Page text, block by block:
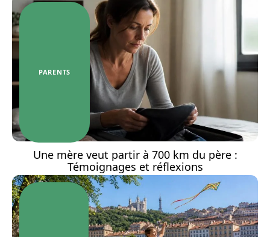
PARENTS
Une mère veut partir à 700 km du père :
Témoignages et réflexions